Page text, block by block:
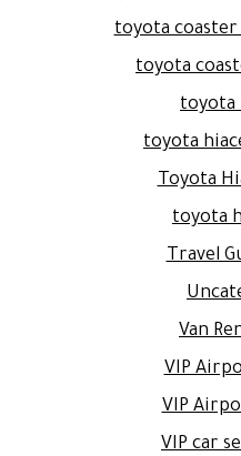
toyota
toyota
toyota
toyota
Toyota
toyota
Travel
Van
VIP
VIP
VIP car